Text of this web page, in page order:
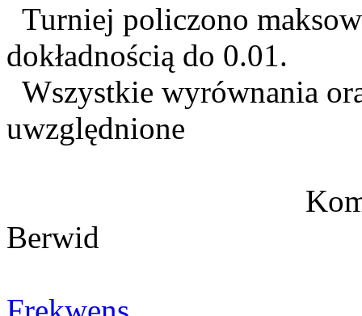
Turniej policzono
dokładnością do 0.01.
Wszystkie wyrównania
uwzględnione
Komisarz
Berwid